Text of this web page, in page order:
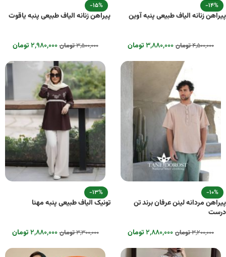
-14%
پیراهن زنانه الیاف طبیعی پنبه آوین
۴,۵۰۰,۰۰۰تومان ۳,۸۸۰,۰۰۰تومان
-15%
پیراهن زنانه الیاف طبیعی پنبه یاقوت
۳,۵۰۰,۰۰۰تومان ۲,۹۸۰,۰۰۰ تومان
-10%
پیراهن مردانه لینن عرفان برند تن
درست
۳,۲۰۰,۰۰۰تومان ۲,۸۸۰,۰۰۰تومان
-13%
تونیک الیاف طبیعی پنبه مهنا
۳,۳۰۰,۰۰۰تومان ۲,۸۸۰,۰۰۰ تومان